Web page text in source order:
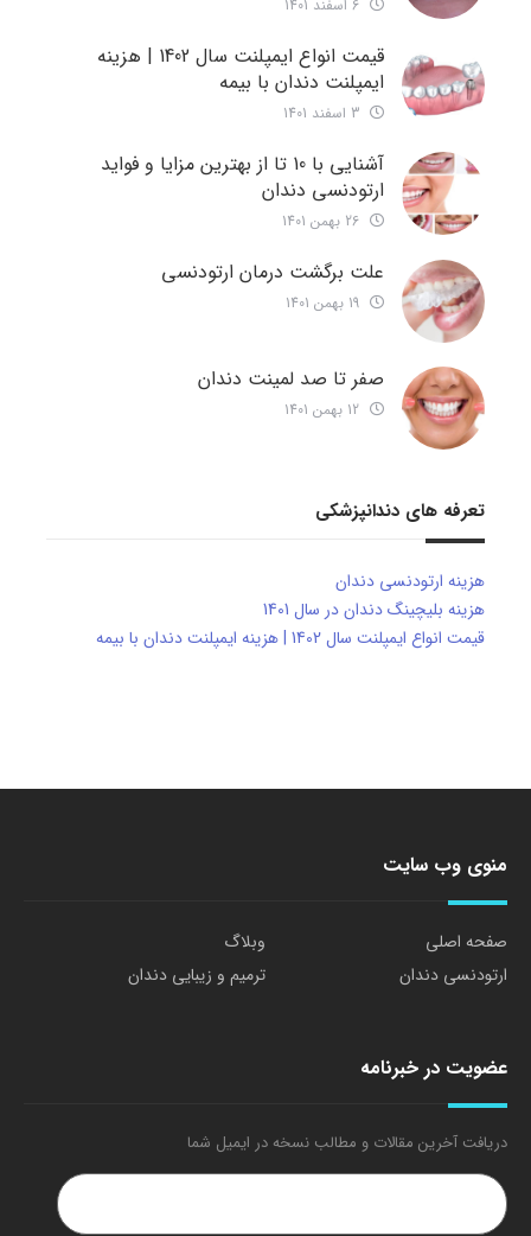
قیمت انواع ایمپلنت سال 1402 | هزینه
ایمپلنت دندان با بیمه
آشنایی با 10 تا از بهترین مزایا و فواید
ارتودنسی دندان
علت برگشت درمان ارتودنسی
صفر تا صد لمینت دندان
تعرفه های دندانپزشکی
هزینه ارتودنسی دندان
هزینه بلیچینگ دندان در سال 1401
قیمت انواع ایمپلنت سال 1402 | هزینه ایمپلنت دندان با بیمه
منوی وب سایت
صفحه اصلی
وبلاگ
ارتودنسی دندان
ترمیم و زیبایی دندان
عضویت در خبرنامه
دریافت آخرین مقالات و مطالب نسخه در ایمیل شما